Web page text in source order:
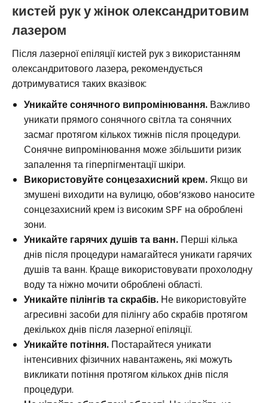
кистей рук у жінок олександритовим
лазером
Після лазерної епіляції кистей рук з використанням
олександритового лазера, рекомендується
дотримуватися таких вказівок:
Уникайте сонячного випромінювання. Важливо
уникати прямого сонячного світла та сонячних
засмаг протягом кількох тижнів після процедури.
Сонячне випромінювання може збільшити ризик
запалення та гіперпігментації шкіри.
Використовуйте сонцезахисний крем. Якщо ви
змушені виходити на вулицю, обов’язково наносите
сонцезахисний крем із високим SPF на оброблені
зони.
Уникайте гарячих душів та ванн. Перші кілька
днів після процедури намагайтеся уникати гарячих
душів та ванн. Краще використовувати прохолодну
воду та ніжно мочити оброблені області.
Уникайте пілінгів та скрабів. Не використовуйте
агресивні засоби для пілінгу або скрабів протягом
декількох днів після лазерної епіляції.
Уникайте потіння. Постарайтеся уникати
інтенсивних фізичних навантажень, які можуть
викликати потіння протягом кількох днів після
процедури.